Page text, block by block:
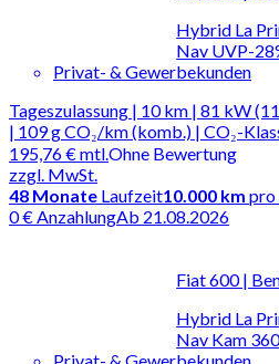
Hybrid La
Nav UVP-
Privat- & Gewerbekunden
Tageszulassung | 10 km | 81 kW
| 109 g CO₂/km (komb.) | CO₂-
195,76 €mtl.
zzgl. MwSt.
Ohne Bewertung
48 Monate Laufzeit10.000 km pro
0 € AnzahlungAb 21.08.2026
Fiat 600 |
Hybrid La
Nav Kam